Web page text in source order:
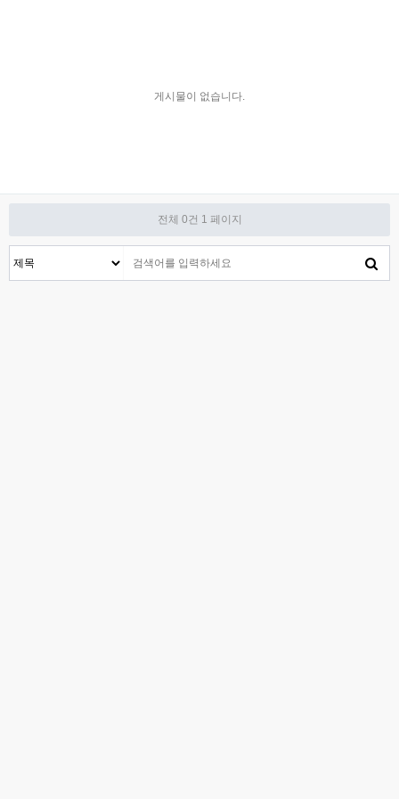
게시물이 없습니다.
전체 0건 1 페이지